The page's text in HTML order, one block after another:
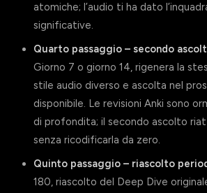
atomiche; l’audio ti ha dato
significative.
Quarto passaggio – secondo
Giorno 7 o giorno 14, rigenera la
stile audio diverso e ascolta nel
disponibile. Le revisioni Anki sono
di profondita; il secondo ascolto
senza ricodificarla da zero.
Quinto passaggio – riascolto
180, riascolto del Deep Dive